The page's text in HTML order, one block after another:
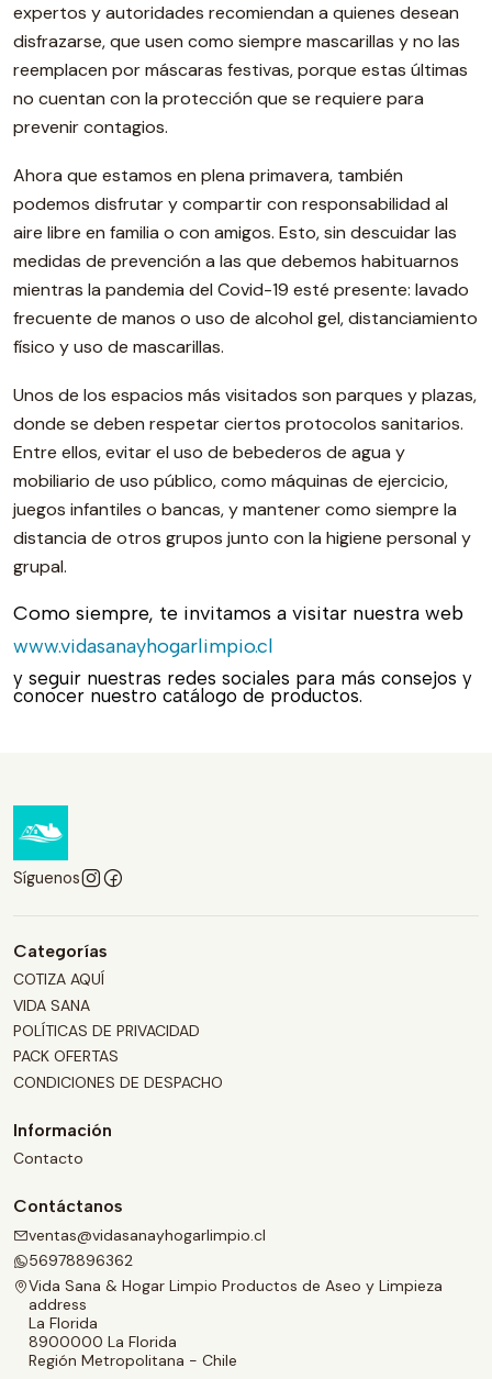
expertos y autoridades recomiendan a quienes desean
disfrazarse, que usen como siempre mascarillas y no las
reemplacen por máscaras festivas, porque estas últimas
no cuentan con la protección que se requiere para
prevenir contagios.
Ahora que estamos en plena primavera, también
podemos disfrutar y compartir con responsabilidad al
aire libre en familia o con amigos. Esto, sin descuidar las
medidas de prevención a las que debemos habituarnos
mientras la pandemia del Covid-19 esté presente: lavado
frecuente de manos o uso de alcohol gel, distanciamiento
físico y uso de mascarillas.
Unos de los espacios más visitados son parques y plazas,
donde se deben respetar ciertos protocolos sanitarios.
Entre ellos, evitar el uso de bebederos de agua y
mobiliario de uso público, como máquinas de ejercicio,
juegos infantiles o bancas, y mantener como siempre la
distancia de otros grupos junto con la higiene personal y
grupal.
Como siempre, te invitamos a visitar nuestra web
www.vidasanayhogarlimpio.cl
y seguir nuestras redes sociales para más consejos y
conocer nuestro catálogo de productos.
Síguenos
Categorías
COTIZA AQUÍ
VIDA SANA
POLÍTICAS DE PRIVACIDAD
PACK OFERTAS
CONDICIONES DE DESPACHO
Información
Contacto
Contáctanos
ventas@vidasanayhogarlimpio.cl
56978896362
Vida Sana & Hogar Limpio Productos de Aseo y Limpieza
address
La Florida
8900000 La Florida
Región Metropolitana - Chile